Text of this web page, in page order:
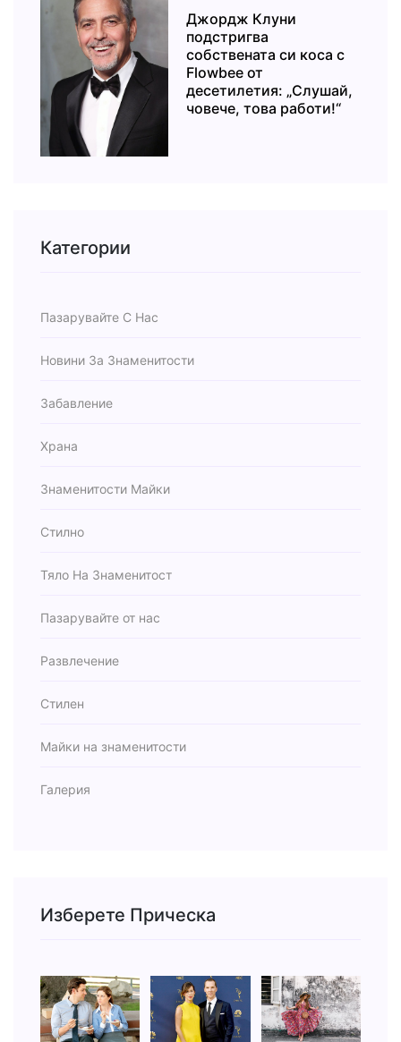
Джордж Клуни
подстригва
собствената си коса с
Flowbee от
десетилетия: „Слушай,
човече, това работи!“
Категории
Пазарувайте С Нас
Новини За Знаменитости
Забавление
Храна
Знаменитости Майки
Стилно
Тяло На Знаменитост
Пазарувайте от нас
Развлечение
Стилен
Майки на знаменитости
Галерия
Изберете Прическа